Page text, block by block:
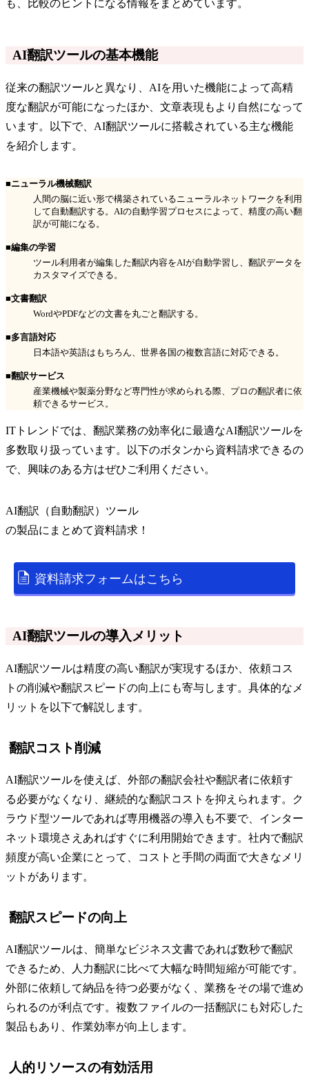
も、比較のヒントになる情報をまとめています。
AI翻訳ツールの基本機能
従来の翻訳ツールと異なり、AIを用いた機能によって高精
度な翻訳が可能になったほか、文章表現もより自然になって
います。以下で、AI翻訳ツールに搭載されている主な機能
を紹介します。
■ニューラル機械翻訳
人間の脳に近い形で構築されているニューラルネットワークを利用
して自動翻訳する。AIの自動学習プロセスによって、精度の高い翻
訳が可能になる。
■編集の学習
ツール利用者が編集した翻訳内容をAIが自動学習し、翻訳データを
カスタマイズできる。
■文書翻訳
WordやPDFなどの文書を丸ごと翻訳する。
■多言語対応
日本語や英語はもちろん、世界各国の複数言語に対応できる。
■翻訳サービス
産業機械や製薬分野など専門性が求められる際、プロの翻訳者に依
頼できるサービス。
ITトレンドでは、翻訳業務の効率化に最適なAI翻訳ツールを
多数取り扱っています。以下のボタンから資料請求できるの
で、興味のある方はぜひご利用ください。
AI翻訳（自動翻訳）ツール
の製品にまとめて資料請求！
資料請求フォームはこちら
AI翻訳ツールの導入メリット
AI翻訳ツールは精度の高い翻訳が実現するほか、依頼コス
トの削減や翻訳スピードの向上にも寄与します。具体的なメ
リットを以下で解説します。
翻訳コスト削減
AI翻訳ツールを使えば、外部の翻訳会社や翻訳者に依頼す
る必要がなくなり、継続的な翻訳コストを抑えられます。ク
ラウド型ツールであれば専用機器の導入も不要で、インター
ネット環境さえあればすぐに利用開始できます。社内で翻訳
頻度が高い企業にとって、コストと手間の両面で大きなメリ
ットがあります。
翻訳スピードの向上
AI翻訳ツールは、簡単なビジネス文書であれば数秒で翻訳
できるため、人力翻訳に比べて大幅な時間短縮が可能です。
外部に依頼して納品を待つ必要がなく、業務をその場で進め
られるのが利点です。複数ファイルの一括翻訳にも対応した
製品もあり、作業効率が向上します。
人的リソースの有効活用